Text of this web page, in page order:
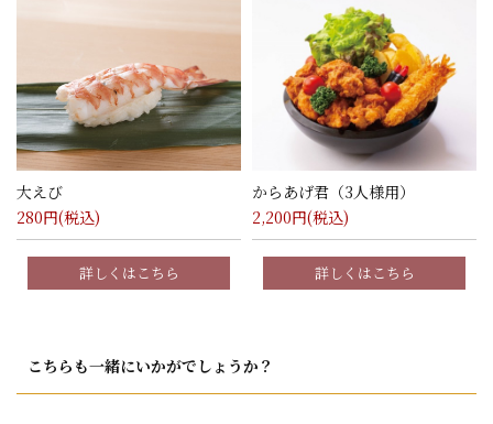
大えび
280円(税込)
詳しくはこちら
からあげ君（3人様用）
2,200円(税込)
詳しくはこちら
こちらも一緒にいかがでしょうか？